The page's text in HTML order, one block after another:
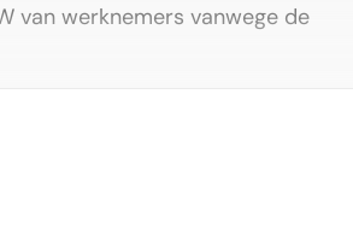
van werknemers vanwege de